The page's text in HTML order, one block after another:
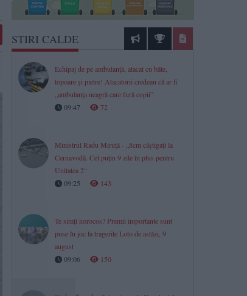
STIRI CALDE
Echipaj de pe ambulanță, atacat cu bâte,
topoare şi pietre! Atacatorii credeau că ar fi
„ambulanţa neagră care fură copii”
09:47
72
Ministrul Radu Miruță - „8cm câștigați la
Cernavodă. Cel puțin 9 zile în plus pentru
Unitatea 2“
09:25
143
Te simți norocos? Premii importante sunt
puse în joc la tragerile Loto de astăzi, 9
august
09:06
150